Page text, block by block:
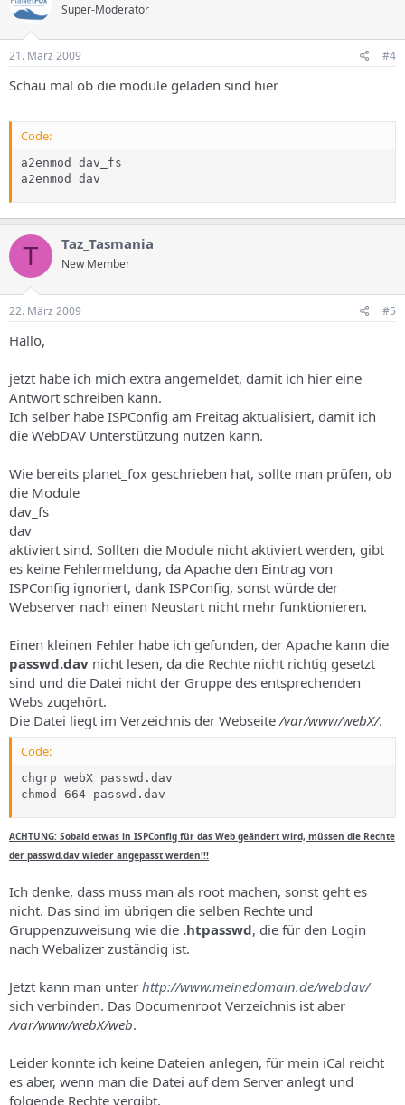
Super-Moderator
21. März 2009 #4
Schau mal ob die module geladen sind hier
Code:
a2enmod dav_fs
a2enmod dav
T Taz_Tasmania
New Member
22. März 2009 #5
Hallo,
jetzt habe ich mich extra angemeldet, damit ich hier eine
Antwort schreiben kann.
Ich selber habe ISPConfig am Freitag aktualisiert, damit ich
die WebDAV Unterstützung nutzen kann.
Wie bereits planet_fox geschrieben hat, sollte man prüfen, ob
die Module
dav_fs
dav
aktiviert sind. Sollten die Module nicht aktiviert werden, gibt
es keine Fehlermeldung, da Apache den Eintrag von
ISPConfig ignoriert, dank ISPConfig, sonst würde der
Webserver nach einen Neustart nicht mehr funktionieren.
Einen kleinen Fehler habe ich gefunden, der Apache kann die
passwd.dav nicht lesen, da die Rechte nicht richtig gesetzt
sind und die Datei nicht der Gruppe des entsprechenden
Webs zugehört.
Die Datei liegt im Verzeichnis der Webseite /var/www/webX/.
Code:
chgrp webX passwd.dav
chmod 664 passwd.dav
ACHTUNG: Sobald etwas in ISPConfig für das Web geändert wird, müssen die Rechte
der passwd.dav wieder angepasst werden!!!
Ich denke, dass muss man als root machen, sonst geht es
nicht. Das sind im übrigen die selben Rechte und
Gruppenzuweisung wie die .htpasswd, die für den Login
nach Webalizer zuständig ist.
Jetzt kann man unter http://www.meinedomain.de/webdav/
sich verbinden. Das Documenroot Verzeichnis ist aber
/var/www/webX/web.
Leider konnte ich keine Dateien anlegen, für mein iCal reicht
es aber, wenn man die Datei auf dem Server anlegt und
folgende Rechte vergibt.